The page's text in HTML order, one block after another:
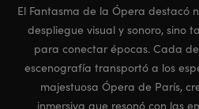
El Fantasma de la Ópera destacó
despliegue visual y sonoro, sino
para conectar épocas. Cada
escenografía transportó a los
majestuosa Ópera de París,
inmersiva que resonó con las